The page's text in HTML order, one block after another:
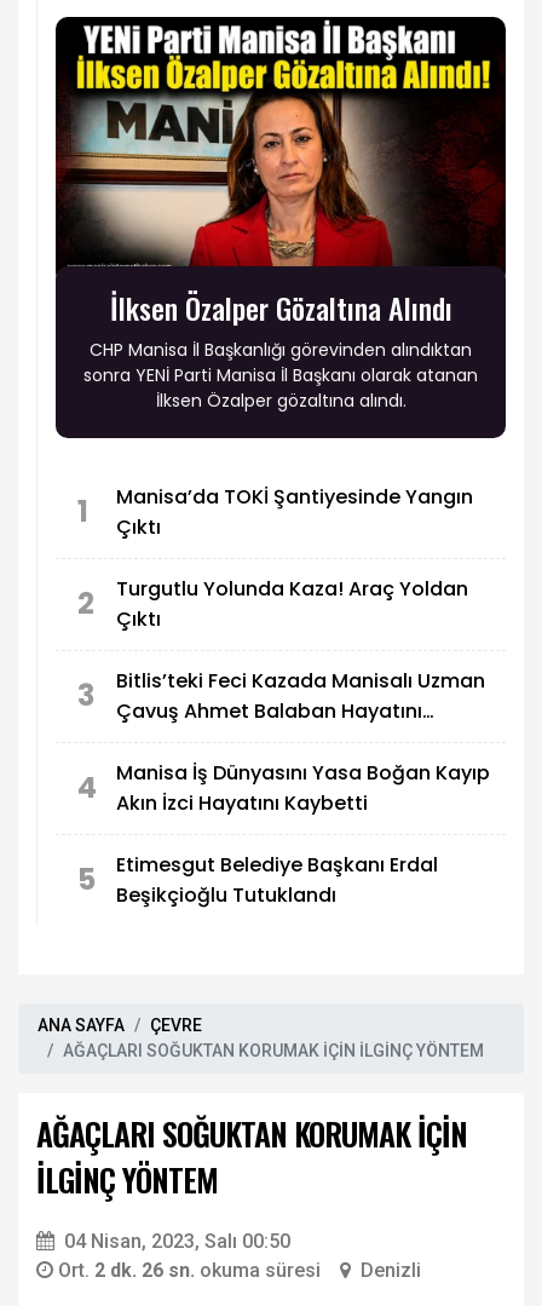
İlksen Özalper Gözaltına Alındı
CHP Manisa İl Başkanlığı görevinden alındıktan
sonra YENİ Parti Manisa İl Başkanı olarak atanan
İlksen Özalper gözaltına alındı.
1
Manisa’da TOKİ Şantiyesinde Yangın
Çıktı
2
Turgutlu Yolunda Kaza! Araç Yoldan
Çıktı
3
Bitlis’teki Feci Kazada Manisalı Uzman
Çavuş Ahmet Balaban Hayatını
4
Manisa İş Dünyasını Yasa Boğan Kayıp
Akın İzci Hayatını Kaybetti
5
Etimesgut Belediye Başkanı Erdal
Beşikçioğlu Tutuklandı
ANA SAYFA
ÇEVRE
AĞAÇLARI SOĞUKTAN KORUMAK İÇİN İLGİNÇ YÖNTEM
AĞAÇLARI SOĞUKTAN KORUMAK İÇİN
İLGİNÇ YÖNTEM
04 Nisan, 2023, Salı 00:50
Ort. 2 dk. 26 sn. okuma süresi Denizli